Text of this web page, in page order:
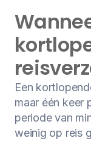
Een
maar één keer
periode van
weinig op reis